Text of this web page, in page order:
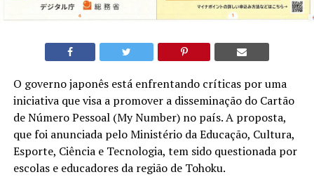
O governo japonês está enfrentando críticas por uma
iniciativa que visa a promover a disseminação do Cartão
de Número Pessoal (My Number) no país. A proposta,
que foi anunciada pelo Ministério da Educação, Cultura,
Esporte, Ciência e Tecnologia, tem sido questionada por
escolas e educadores da região de Tohoku.